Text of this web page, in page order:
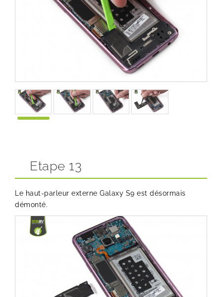
Etape 13
Le haut-parleur externe Galaxy S9 est désormais
démonté.